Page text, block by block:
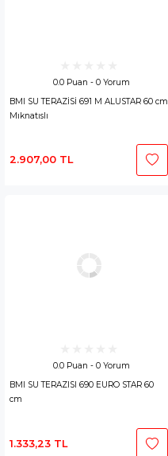
0.0 Puan - 0 Yorum
BMI SU TERAZİSİ 691 M ALUSTAR 60 cm
Mıknatıslı
2.907,00 TL
0.0 Puan - 0 Yorum
BMI SU TERAZISI 690 EURO STAR 60
cm
1.333,23 TL